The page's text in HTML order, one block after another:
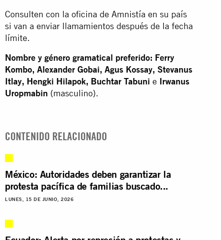
Consulten con la oficina de Amnistía en su país
si van a enviar llamamientos después de la fecha
límite.
Nombre y género gramatical preferido: Ferry
Kombo, Alexander Gobai, Agus Kossay, Stevanus
Itlay, Hengki Hilapok, Buchtar Tabuni e Irwanus
Uropmabin (masculino).
CONTENIDO RELACIONADO
México: Autoridades deben garantizar la
protesta pacífica de familias buscado...
LUNES, 15 DE JUNIO, 2026